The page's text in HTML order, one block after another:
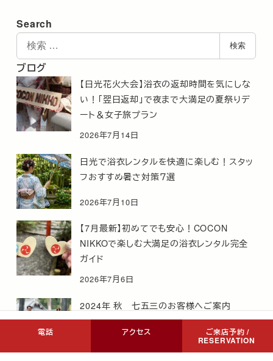
Search
検
索
検索
ブログ
【日光花火大会】浴衣の返却時間を気にしな
い！「翌日返却」で夜まで大満足の夏祭りデ
ート＆女子旅プラン
2026年7月14日
日光で浴衣レンタルを快適に楽しむ！スタッ
フおすすめ暑さ対策７選
2026年7月10日
【7月最新】初めてでも安心！COCON
NIKKOで楽しむ大満足の浴衣レンタル完全
ガイド
2026年7月6日
2024年 秋 七五三のお客様へご案内
電話 アクセス ご来店予約 /
RESERVATION